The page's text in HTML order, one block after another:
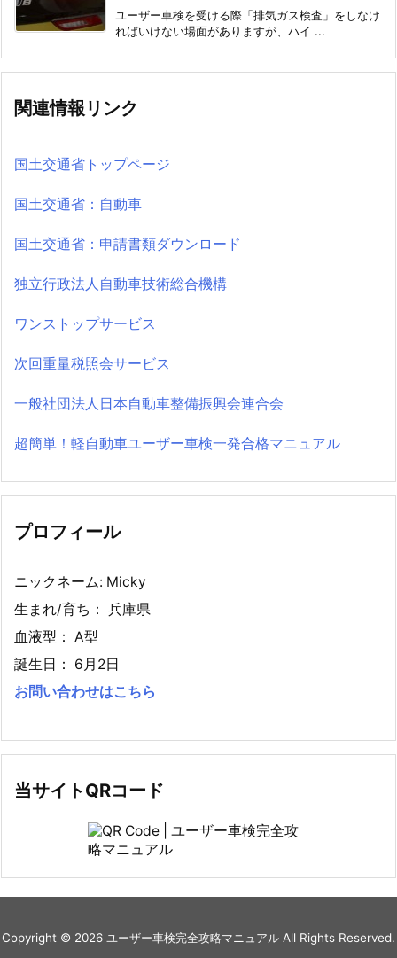
ユーザー車検を受ける際「排気ガス検査」をしなけ
ればいけない場面がありますが、ハイ ...
関連情報リンク
国土交通省トップページ
国土交通省：自動車
国土交通省：申請書類ダウンロード
独立行政法人自動車技術総合機構
ワンストップサービス
次回重量税照会サービス
一般社団法人日本自動車整備振興会連合会
超簡単！軽自動車ユーザー車検一発合格マニュアル
プロフィール
ニックネーム: Micky
生まれ/育ち： 兵庫県
血液型： A型
誕生日： 6月2日
お問い合わせはこちら
当サイトQRコード
Copyright © 2026 ユーザー車検完全攻略マニュアル All Rights Reserved.